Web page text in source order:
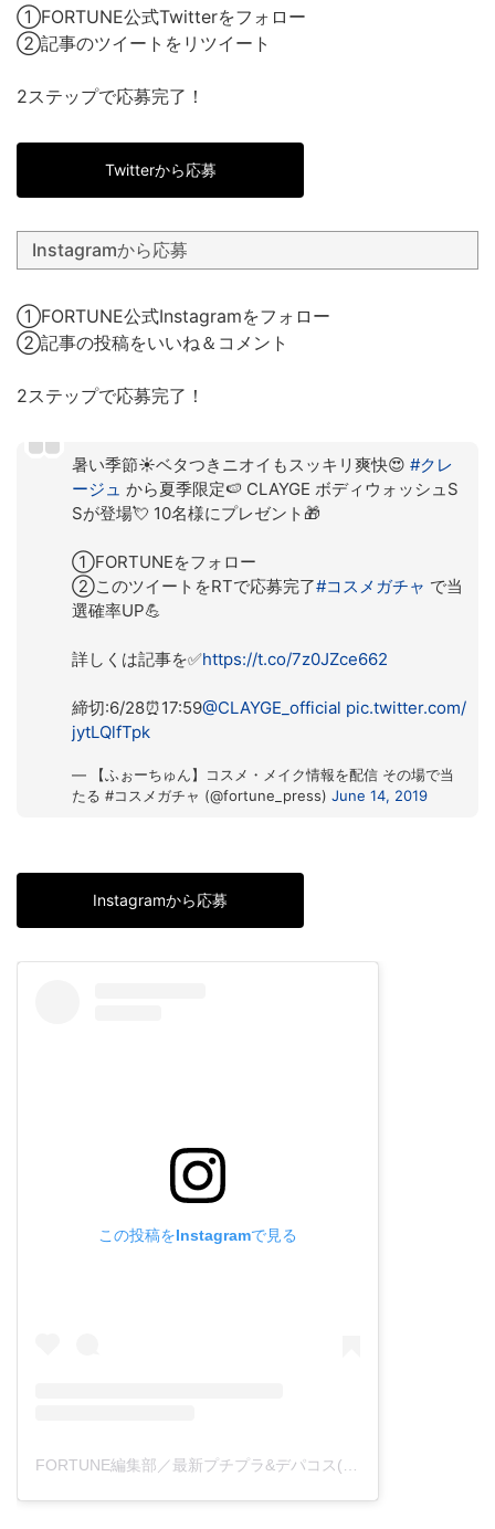
①FORTUNE公式Twitterをフォロー
②記事のツイートをリツイート
2ステップで応募完了！
Twitterから応募
Instagramから応募
①FORTUNE公式Instagramをフォロー
②記事の投稿をいいね＆コメント
2ステップで応募完了！
暑い季節☀️ベタつきニオイもスッキリ爽快😍 #クレ
ージュ から夏季限定🍉 CLAYGE ボディウォッシュS
Sが登場💘 10名様にプレゼント🎁
①FORTUNEをフォロー
②このツイートをRTで応募完了#コスメガチャ で当
選確率UP💪
詳しくは記事を✅https://t.co/7z0JZce662
締切:6/28⏰17:59@CLAYGE_official pic.twitter.com/
jytLQlfTpk
— 【ふぉーちゅん】コスメ・メイク情報を配信 その場で当
たる #コスメガチャ (@fortune_press) June 14, 2019
Instagramから応募
この投稿をInstagramで見る